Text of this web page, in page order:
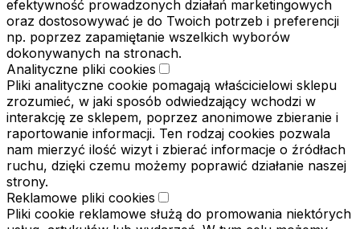
efektywność prowadzonych działań marketingowych
oraz dostosowywać je do Twoich potrzeb i preferencji
np. poprzez zapamiętanie wszelkich wyborów
dokonywanych na stronach.
Analityczne pliki cookies
Pliki analityczne cookie pomagają właścicielowi sklepu
zrozumieć, w jaki sposób odwiedzający wchodzi w
interakcję ze sklepem, poprzez anonimowe zbieranie i
raportowanie informacji. Ten rodzaj cookies pozwala
nam mierzyć ilość wizyt i zbierać informacje o źródłach
ruchu, dzięki czemu możemy poprawić działanie naszej
strony.
Reklamowe pliki cookies
Pliki cookie reklamowe służą do promowania niektórych